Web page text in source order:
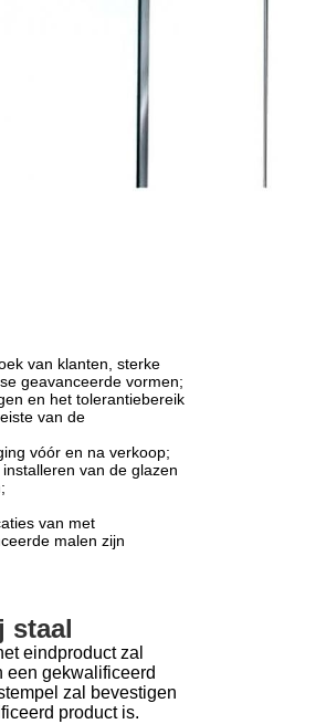
van klanten, sterke
geavanceerde vormen;
en het tolerantiebereik
van de
vóór en na verkoop;
van de glazen
van met
malen zijn
staal
eindproduct zal
een gekwalificeerd
zal bevestigen
product is.